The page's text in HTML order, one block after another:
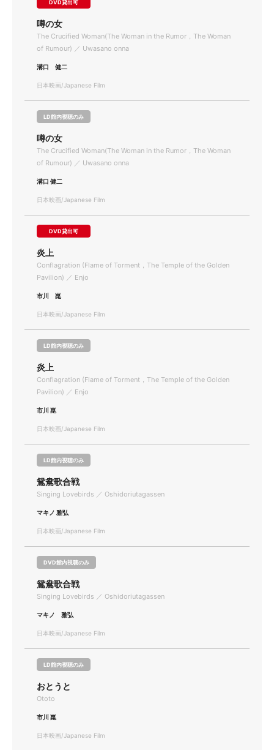
DVD貸出可
噂の女
The Crucified Woman(The Woman in the Rumor，The Woman
of Rumour) ／ Uwasano onna
溝口 健二
日本映画/Japanese Film
LD館内視聴のみ
噂の女
The Crucified Woman(The Woman in the Rumor，The Woman
of Rumour) ／ Uwasano onna
溝口 健二
日本映画/Japanese Film
DVD貸出可
炎上
Conflagration (Flame of Torment，The Temple of the Golden
Pavilion) ／ Enjo
市川 崑
日本映画/Japanese Film
LD館内視聴のみ
炎上
Conflagration (Flame of Torment，The Temple of the Golden
Pavilion) ／ Enjo
市川 崑
日本映画/Japanese Film
LD館内視聴のみ
鴛鴦歌合戦
Singing Lovebirds ／ Oshidoriutagassen
マキノ 雅弘
日本映画/Japanese Film
DVD館内視聴のみ
鴛鴦歌合戦
Singing Lovebirds ／ Oshidoriutagassen
マキノ 雅弘
日本映画/Japanese Film
LD館内視聴のみ
おとうと
Ototo
市川 崑
日本映画/Japanese Film